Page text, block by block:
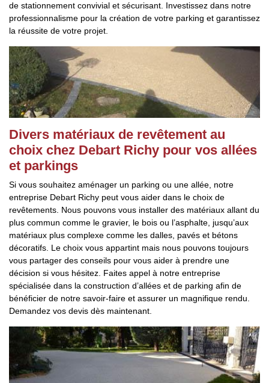
de stationnement convivial et sécurisant. Investissez dans notre
professionnalisme pour la création de votre parking et garantissez
la réussite de votre projet.
Divers matériaux de revêtement au
choix chez Debart Richy pour vos allées
et parkings
Si vous souhaitez aménager un parking ou une allée, notre
entreprise Debart Richy peut vous aider dans le choix de
revêtements. Nous pouvons vous installer des matériaux allant du
plus commun comme le gravier, le bois ou l’asphalte, jusqu’aux
matériaux plus complexe comme les dalles, pavés et bétons
décoratifs. Le choix vous appartint mais nous pouvons toujours
vous partager des conseils pour vous aider à prendre une
décision si vous hésitez. Faites appel à notre entreprise
spécialisée dans la construction d’allées et de parking afin de
bénéficier de notre savoir-faire et assurer un magnifique rendu.
Demandez vos devis dès maintenant.